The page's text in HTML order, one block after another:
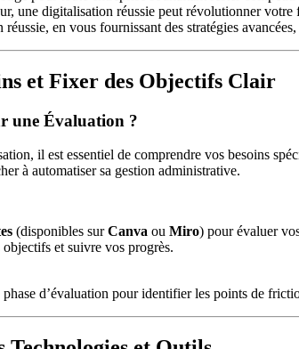
une digitalisation réussie peut révolutionner
en vous fournissant des stratégies
et Fixer des Objectifs Clair
une Évaluation ?
il est essentiel de comprendre vos besoins
à automatiser sa gestion administrative.
(disponibles surCanva ou Miro) pour évaluer
et suivre vos progrès.
d’évaluation pour identifier les points de